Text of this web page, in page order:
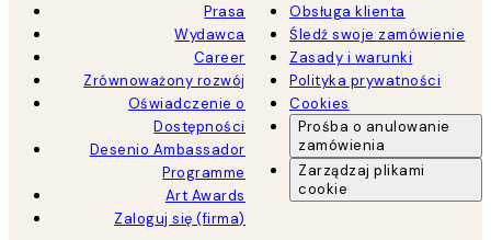
Prasa
Wydawca
Career
Zrównoważony rozwój
Oświadczenie o
Dostępności
Desenio Ambassador
Programme
Art Awards
Zaloguj się (firma)
Obsługa klienta
Śledź swoje zamówienie
Zasady i warunki
Polityka prywatności
Cookies
Prośba o anulowanie
zamówienia
Zarządzaj plikami
cookie